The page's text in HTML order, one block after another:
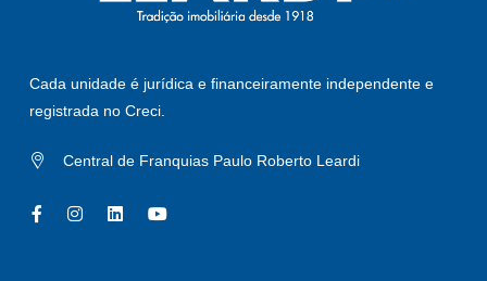
Cada unidade é jurídica e financeiramente independente e
registrada no Creci.
Central de Franquias Paulo Roberto Leardi